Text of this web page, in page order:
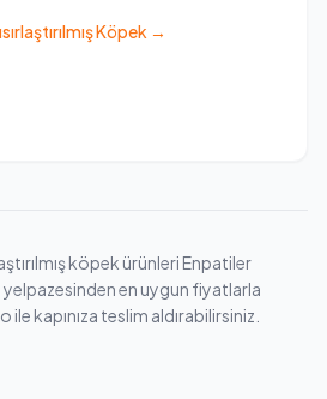
Köpek →
köpek ürünleri Enpatiler
en uygun fiyatlarla
ile kapınıza teslim aldırabilirsiniz.